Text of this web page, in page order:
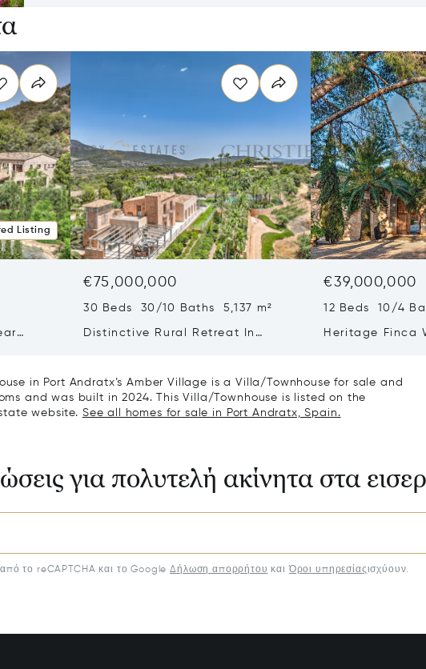
Listing
€75,000,000
30 Beds 30/10 Baths 5,137 m²
Distinctive Rural Retreat In
€39,000,000
12 Beds 10/4
Heritage Finca
in Port Andratx’s Amber Village is a Villa/Townhouse for sale and
and was built in 2024. This Villa/Townhouse is listed on the
website. See all homes for sale in Port Andratx, Spain.
για πολυτελή ακίνητα στα
το reCAPTCHA και το Google Δήλωση απορρήτου καιΌροι υπηρεσίαςισχύουν.